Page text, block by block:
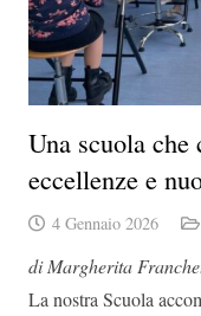
Una scuola che
eccellenze e
4 Gennaio 2026
di Margherita
La nostra Scuola